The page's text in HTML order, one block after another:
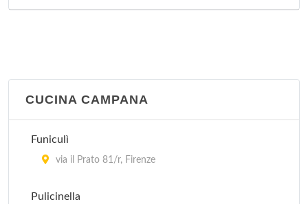
CUCINA CAMPANA
Funiculì
via il Prato 81/r, Firenze
Pulicinella